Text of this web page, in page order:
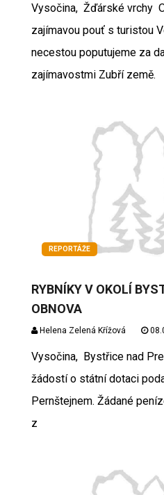
Vysočina, Žďárské vrchy
zajímavou pouť s turistou
necestou poputujeme za
zajímavostmi Zubří země.
REPORTÁŽE
RYBNÍKY V OKOLÍ
OBNOVA
Helena Zelená Křížová
Vysočina, Bystřice nad
žádostí o státní dotaci
Pernštejnem. Žádané
z